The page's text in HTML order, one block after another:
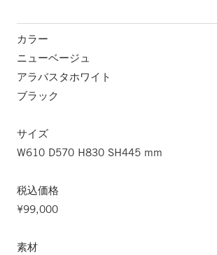
カラー
ニューベージュ
アラバスタホワイト
ブラック
サイズ
W610 D570 H830 SH445 mm
税込価格
¥99,000
素材